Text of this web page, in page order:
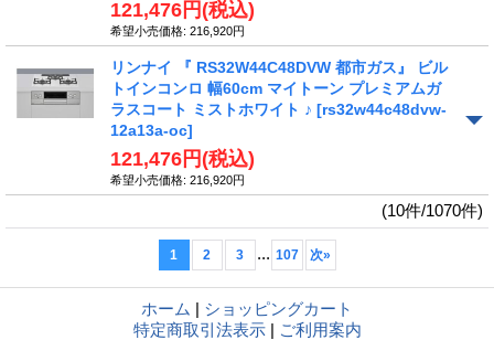
121,476円 (税込)
希望小売価格: 216,920円
リンナイ 『 RS32W44C48DVW 都市ガス』 ビル
トインコンロ 幅60cm マイトーン プレミアムガ
ラスコート ミストホワイト ♪ [rs32w44c48dvw-
12a13a-oc]
121,476円 (税込)
希望小売価格: 216,920円
(10件/1070件)
1 2 3 ... 107 次»
ホーム | ショッピングカート
特定商取引法表示 | ご利用案内